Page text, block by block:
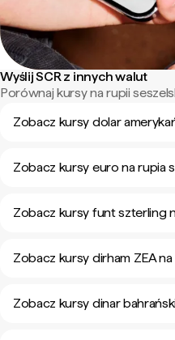
Wyślij SCR z innych walut
Porównaj kursy na rupii
Zobacz kursy dolar
Zobacz kursy euro na rupia
Zobacz kursy funt szterling
Zobacz kursy dirham ZEA
Zobacz kursy dinar